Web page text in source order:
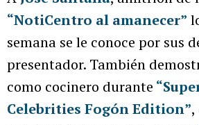
“NotiCentro al amanecer”
semana se le conoce por sus
presentador. También
como cocinero durante
Celebrities Fogón Edition”,